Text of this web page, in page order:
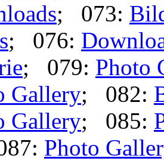
; 073:
; 076:
; 079: Photo
Gallery; 082:
Gallery; 085:
Photo